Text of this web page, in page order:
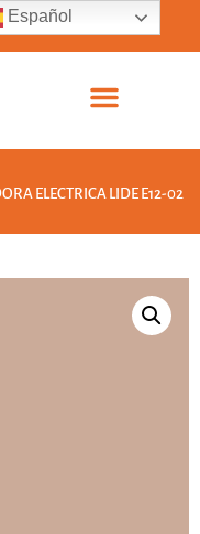
ELECTRICA LIDE E12-02
Español